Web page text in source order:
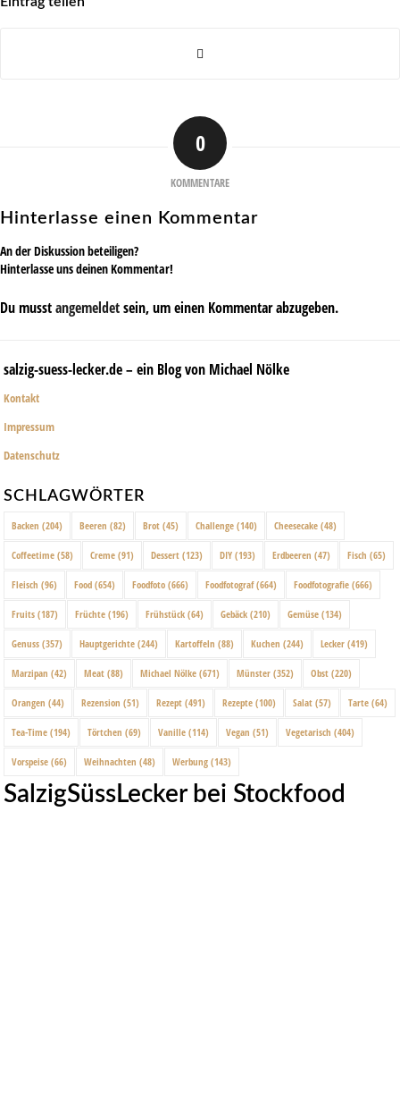
0
KOMMENTARE
Hinterlasse einen Kommentar
An der Diskussion beteiligen?
Hinterlasse uns deinen Kommentar!
Du musstangemeldetsein, um einen Kommentar abzugeben.
salzig-suess-lecker.de – ein Blog von Michael Nölke
Kontakt
Impressum
Datenschutz
SCHLAGWÖRTER
Backen (204) Beeren (82) Brot (45) Challenge (140) Cheesecake (48)
Coffeetime (58) Creme (91) Dessert (123) DIY (193) Erdbeeren (47) Fisch (65)
Fleisch (96) Food (654) Foodfoto (666) Foodfotograf(664) Foodfotografie (666)
Fruits (187) Früchte (196) Frühstück (64) Gebäck (210) Gemüse (134)
Genuss (357) Hauptgerichte (244) Kartoffeln (88) Kuchen (244) Lecker (419)
Marzipan (42) Meat (88) Michael Nölke (671) Münster (352) Obst (220)
Orangen (44) Rezension (51) Rezept (491) Rezepte (100) Salat (57) Tarte (64)
Tea-Time (194) Törtchen (69) Vanille (114) Vegan (51) Vegetarisch (404)
Vorspeise (66) Weihnachten (48) Werbung (143)
SalzigSüssLecker bei Stockfood